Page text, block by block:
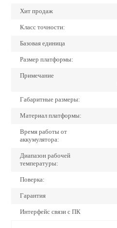
Хит продаж
Класс точности:
Базовая единица
Размер платформы:
Примечание
Габаритные размеры:
Материал платформы:
Время работы от
аккумулятора:
Диапазон рабочей
температуры:
Поверка:
Гарантия
Интерфейс связи с ПК